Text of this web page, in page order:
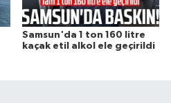
Samsun'da 1 ton 160 litre
kaçak etil alkol ele geçirildi